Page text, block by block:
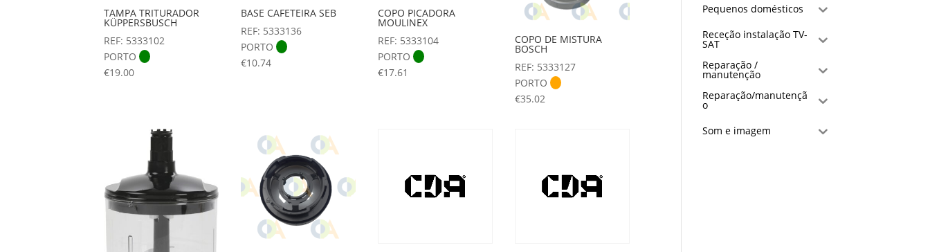
TAMPA TRITURADOR
KÜPPERSBUSCH
REF: 5333102
PORTO
€19.00
BASE CAFETEIRA SEB
REF: 5333136
PORTO
€10.74
COPO PICADORA
MOULINEX
REF: 5333104
PORTO
€17.61
COPO DE MISTURA
BOSCH
REF: 5333127
PORTO
€35.02
Pequenos domésticos
Receção instalação TV-
SAT
Reparação /
manutenção
Reparação/manutençã
o
Som e imagem